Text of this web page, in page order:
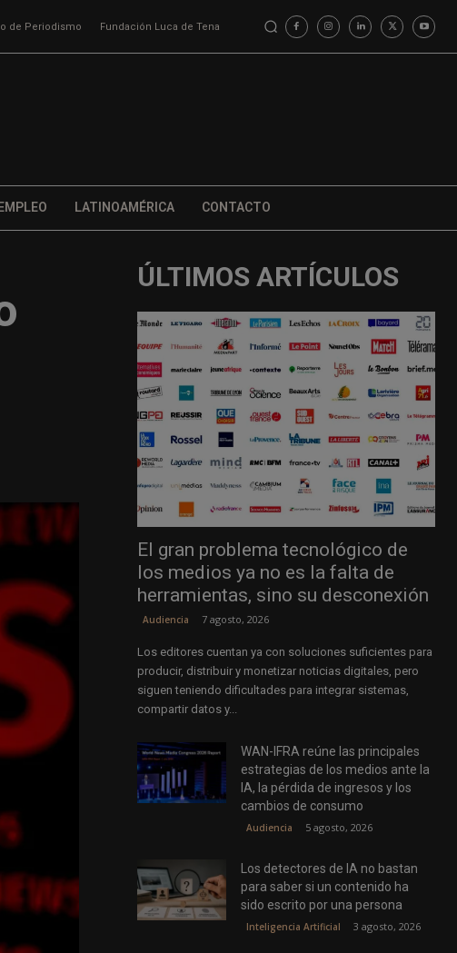
de Periodismo Fundación Luca de Tena
EMPLEO LATINOAMÉRICA CONTACTO
ÚLTIMOS ARTÍCULOS
El gran problema tecnológico de
los medios ya no es la falta de
herramientas, sino su desconexión
Audiencia 7 agosto, 2026
Los editores cuentan ya con soluciones suficientes para
producir, distribuir y monetizar noticias digitales, pero
siguen teniendo dificultades para integrar sistemas,
compartir datos y...
WAN-IFRA reúne las principales
estrategias de los medios ante la
IA, la pérdida de ingresos y los
cambios de consumo
Audiencia 5 agosto, 2026
Los detectores de IA no bastan
para saber si un contenido ha
sido escrito por una persona
Inteligencia Artificial 3 agosto, 2026